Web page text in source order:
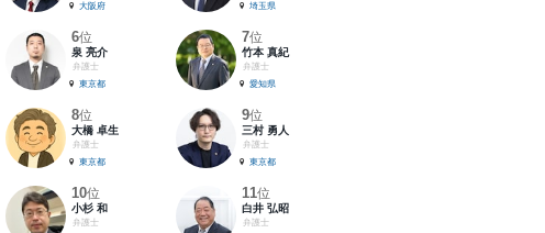
大阪府
埼玉県
6位
泉 亮介
弁護士
東京都
7位
竹本 真紀
弁護士
愛知県
8位
大橋 卓生
弁護士
東京都
9位
三村 勇人
弁護士
東京都
10位
小杉 和
弁護士
11位
白井 弘昭
弁護士